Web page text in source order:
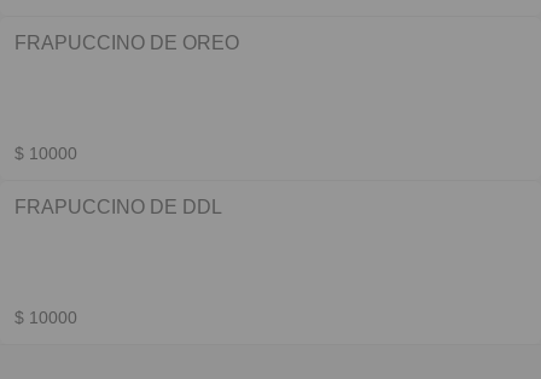
FRAPUCCINO DE OREO
$ 10000
FRAPUCCINO DE DDL
$ 10000